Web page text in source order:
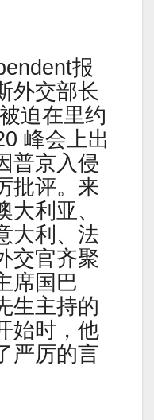
报
外交部长
迫在里约
峰会上出
普京入侵
批评。来
大利亚、
大利、法
交官齐聚
席国巴
生主持的
始时，他
严厉的言